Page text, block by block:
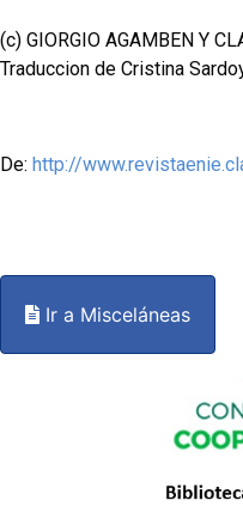
(c) GIORGIO AGAMBEN Y
Traduccion de Cristina
De: http://
Ir a Misceláneas